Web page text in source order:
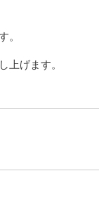
。
上げます。